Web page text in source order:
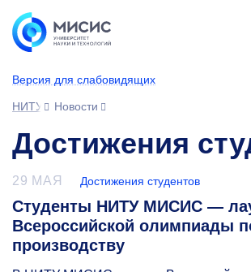
Версия для слабовидящих
НИТУ МИСИС
Новости
Достижения
29 МАЯ Достижения студентов
Студенты НИТУ МИСИС —
Всероссийской олимпиады
производству